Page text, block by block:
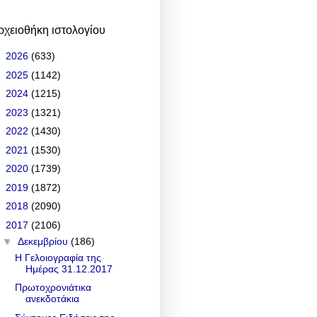
ιστολογίου
2026 (633)
2025 (1142)
2024 (1215)
2023 (1321)
2022 (1430)
2021 (1530)
2020 (1739)
2019 (1872)
2018 (2090)
2017 (2106)
▼ Δεκεμβρίου (186)
Η Γελοιογραφία της
Ημέρας 31.12.2017
Πρωτοχρονιάτικα
ανεκδοτάκια